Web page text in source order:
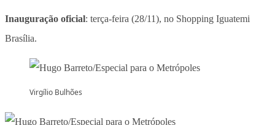
Inauguração oficial: terça-feira (28/11), no Shopping Iguatemi
Brasília.
Virgílio Bulhões